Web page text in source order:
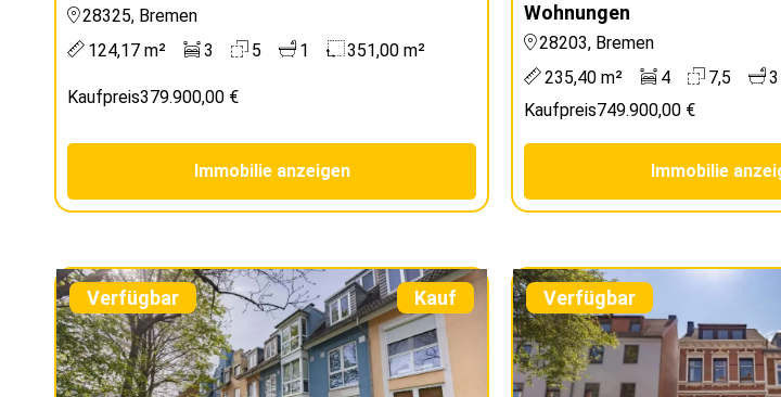
28325, Bremen
124,17 m²
3 5 1 351,00 m²
Kaufpreis379.900,00 €
Immobilie anzeigen
Wohnungen
28203, Bremen
235,40 m²
4 7,5 3
Kaufpreis749.900,00 €
Immobilie
Verfügbar Kauf Verfügbar